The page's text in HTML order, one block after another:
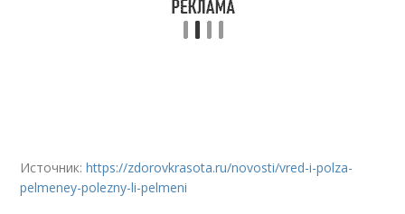
Источник:https://zdorovkrasota.ru/novosti/vred-i-polza-
pelmeney-polezny-li-pelmeni